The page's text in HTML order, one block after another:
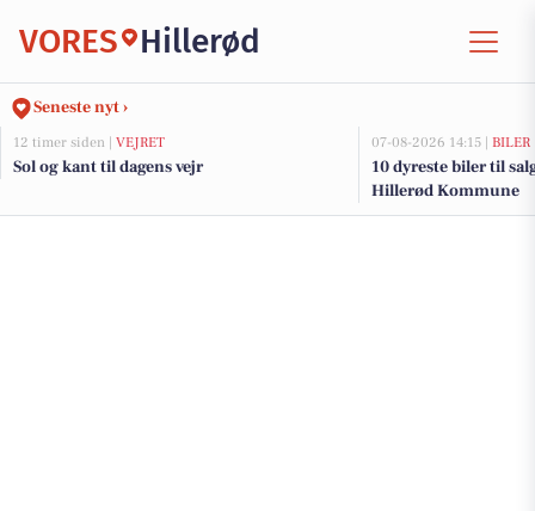
VORES Hillerød
Seneste nyt ›
12 timer siden | VEJRET
Sol og kant til dagens vejr
07-08-2026 14:15 | BILER
10 dyreste biler til
Hillerød Kommune